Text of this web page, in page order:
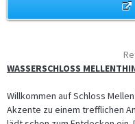
WASSERSCHLOSS
Willkommen auf Schloss
Akzente zu einem trefflichen